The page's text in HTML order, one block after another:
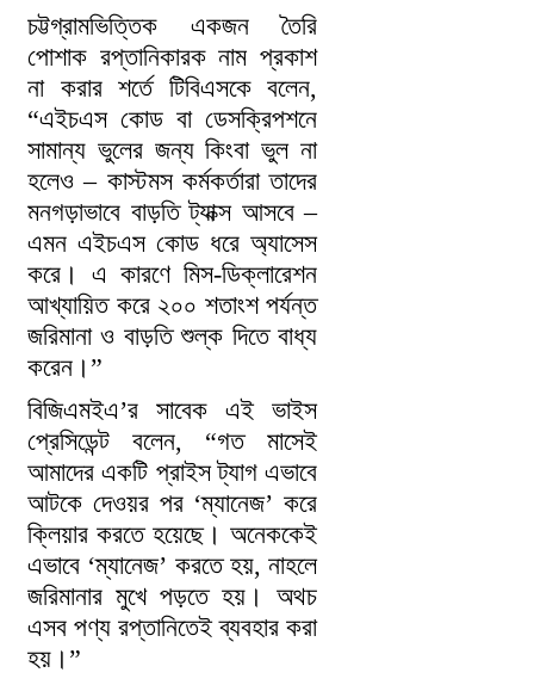
চট্টগ্রামভিত্তিক একজন তৈরি
পোশাক রপ্তানিকারক নাম প্রকাশ
না করার শর্তে টিবিএসকে বলেন,
“এইচএস কোড বা ডেসক্রিপশনে
সামান্য ভুলের জন্য কিংবা ভুল না
হলেও – কাস্টমস কর্মকর্তারা তাদের
মনগড়াভাবে বাড়তি ট্যাক্স আসবে –
এমন এইচএস কোড ধরে অ্যাসেস
করে। এ কারণে মিস-ডিক্লারেশন
আখ্যায়িত করে ২০০ শতাংশ পর্যন্ত
জরিমানা ও বাড়তি শুল্ক দিতে বাধ্য
করেন।”
বিজিএমইএ’র সাবেক এই ভাইস
প্রেসিডেন্ট বলেন, “গত মাসেই
আমাদের একটি প্রাইস ট্যাগ এভাবে
আটকে দেওয়র পর ‘ম্যানেজ’ করে
ক্লিয়ার করতে হয়েছে। অনেককেই
এভাবে ‘ম্যানেজ’ করতে হয়, নাহলে
জরিমানার মুখে পড়তে হয়। অথচ
এসব পণ্য রপ্তানিতেই ব্যবহার করা
হয়।”